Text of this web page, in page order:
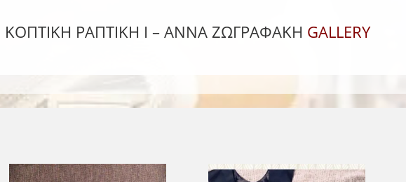
ΚΟΠΤΙΚΗ ΡΑΠΤΙΚΗ Ι – ΑΝΝΑ ΖΩΓΡΑΦΆΚΗ GALLERY